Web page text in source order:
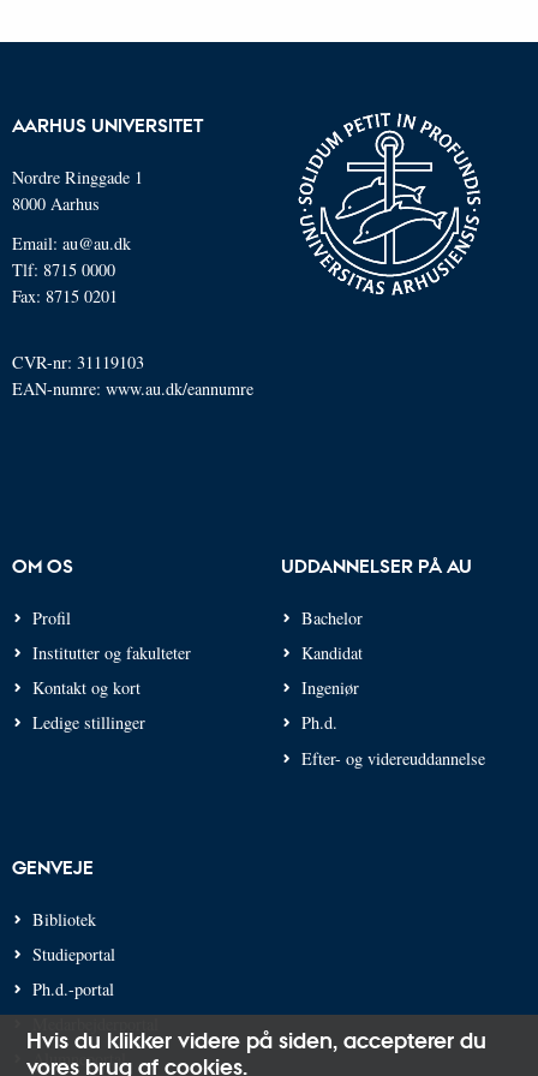
AARHUS UNIVERSITET
Nordre Ringgade 1
8000 Aarhus
Email: au@au.dk
Tlf: 8715 0000
Fax: 8715 0201
CVR-nr: 31119103
EAN-numre: www.au.dk/eannumre
OM OS
Profil
Institutter og fakulteter
Kontakt og kort
Ledige stillinger
UDDANNELSER PÅ AU
Bachelor
Kandidat
Ingeniør
Ph.d.
Efter- og videreuddannelse
GENVEJE
Bibliotek
Studieportal
Ph.d.-portal
Alumneportal
Hvis du klikker videre på siden, accepterer du
vores brug af cookies.